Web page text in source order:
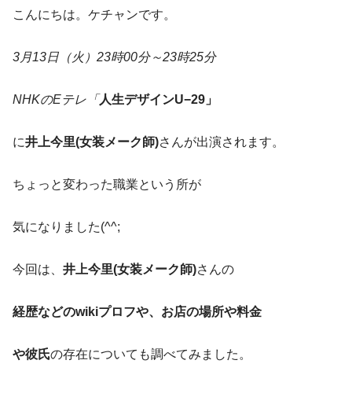
こんにちは。ケチャンです。
3月13日（火）23時00分～23時25分
NHKのEテレ「 人生デザインU−29」
に井上今里(女装メーク師)さんが出演されます。
ちょっと変わった職業という所が
気になりました(^^;
今回は、 井上今里(女装メーク師)さんの
経歴などのwikiプロフや、お店の場所や料金
や彼氏の存在についても調べてみました。